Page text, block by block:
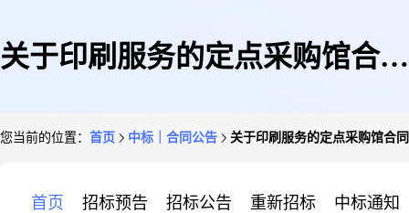
关于印刷服务的定点采购馆合同
您当前的位置： 首页 中标｜合同公告 关于印刷服务的定点采购馆合
首页 招标预告 招标公告 重新招标 中标通知